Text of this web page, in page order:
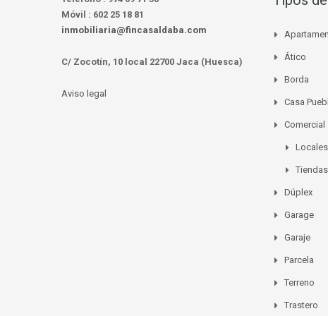
Móvil : 602 25 18 81
inmobiliaria@fincasaldaba.com
C/ Zocotín, 10 local 22700 Jaca (Huesca)
Aviso legal
Ático
Borda
Casa
Comercial
Locales
Tiendas
Dúplex
Garage
Garaje
Parcela
Terreno
Trastero